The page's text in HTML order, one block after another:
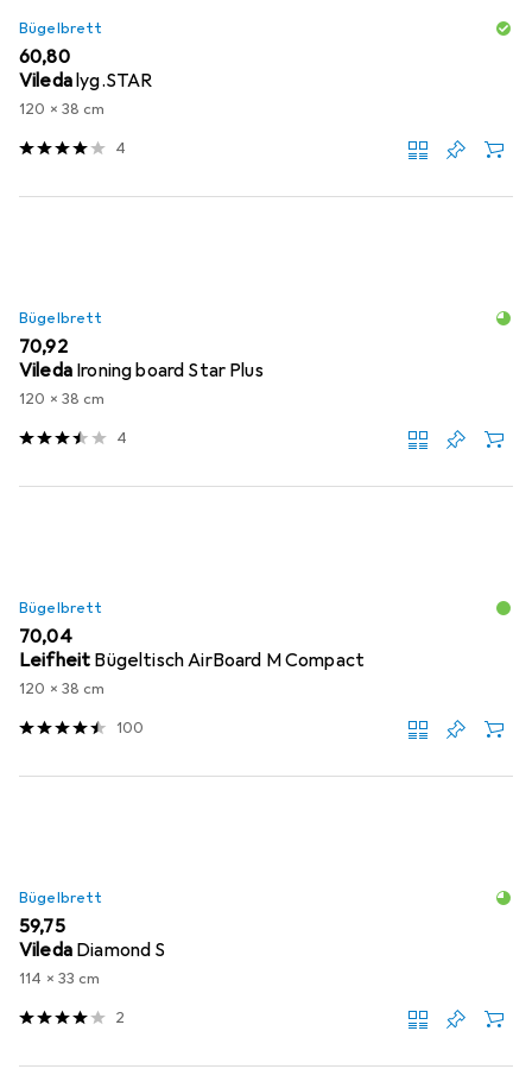
Bügelbrett
EUR
60,80
Viledalyg.STAR
120 x 38 cm
4
Bügelbrett
EUR
70,92
Vileda Ironing board Star Plus
120 x 38 cm
4
Bügelbrett
EUR
70,04
Leifheit Bügeltisch AirBoard M Compact
120 x 38 cm
100
Bügelbrett
EUR
59,75
Vileda Diamond S
114 x 33 cm
2